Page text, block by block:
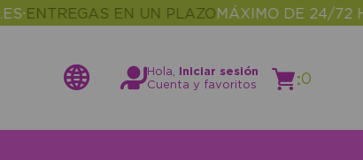
•ENTREGAS EN UN PLAZOMÁXIMO DE 24/72
Hola,
Iniciar sesión
Cuenta y favoritos
:0